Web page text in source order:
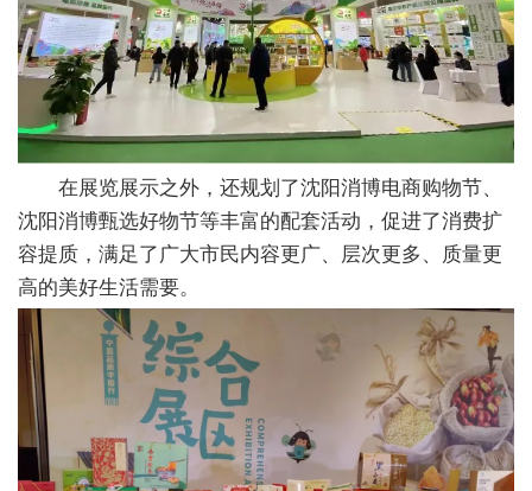
在展览展示之外，还规划了沈阳消博电商购物节、
沈阳消博甄选好物节等丰富的配套活动，促进了消费扩
容提质，满足了广大市民内容更广、层次更多、质量更
高的美好生活需要。